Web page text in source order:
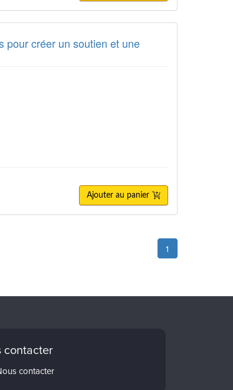
pour créer un soutien et une
Ajouter au panier
1
contacter
contacter